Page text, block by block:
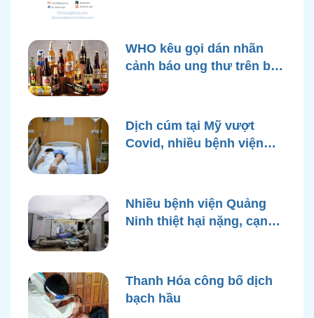
WHO kêu gọi dán nhãn
cảnh báo ung thư trên bao
Dịch cúm tại Mỹ vượt
Covid, nhiều bệnh viện
Nhiều bệnh viện Quảng
Ninh thiệt hại nặng, cạn
Thanh Hóa công bố dịch
bạch hầu